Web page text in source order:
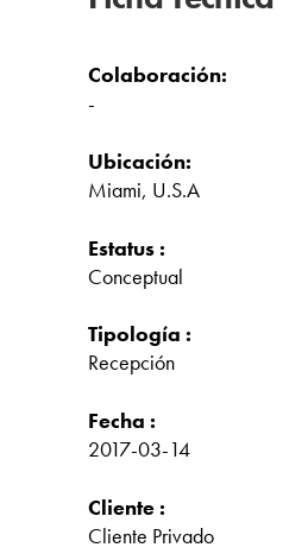
Colaboración:
-
Ubicación:
Miami, U.S.A
Estatus :
Conceptual
Tipología :
Recepción
Fecha :
2017-03-14
Cliente :
Cliente Privado